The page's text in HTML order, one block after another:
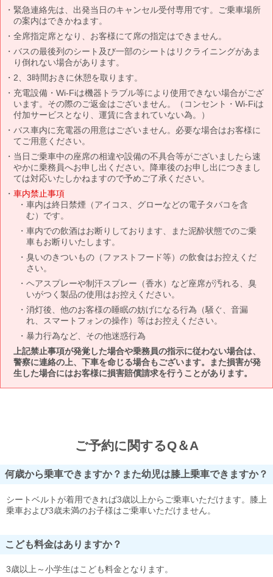
緊急連絡先は、出発当日のキャンセル受付専用です。ご乗車場所
の案内はできかねます。
全席指定席となり、お客様にて席の指定はできません。
バスの最後列のシート及び一部のシートはリクライニングがあま
り倒れない場合があります。
2、3時間おきに休憩を取ります。
充電設備・Wi-Fiは機器トラブル等により使用できない場合がござ
います。その際のご返金はございません。（コンセント・Wi-Fiは
付加サービスとなり、運賃に含まれていない為。）
バス車内に充電器の用意はございません。必要な場合はお客様に
てご用意ください。
当日ご乗車中の座席の相違や設備の不具合等がございましたら速
やかに乗務員へお申し出ください。降車後のお申し出につきまし
ては対応いたしかねますので予めご了承ください。
車内禁止事項
車内は終日禁煙（アイコス、グローなどの電子タバコを含
む）です。
車内での飲酒はお断りしております、また泥酔状態でのご乗
車もお断りいたします。
臭いのきついもの（ファストフード等）の飲食はお控えくだ
さい。
ヘアスプレーや制汗スプレー（香水）など座席が汚れる、臭
いがつく製品の使用はお控えください。
消灯後、他のお客様の睡眠の妨げになる行為（騒ぐ、音漏
れ、スマートフォンの操作）等はお控えください。
暴力行為など、その他迷惑行為
上記禁止事項が発覚した場合や乗務員の指示に従わない場合は、
警察に連絡の上、下車を命じる場合もございます。また損害が発
生した場合にはお客様に損害賠償請求を行うことがあります。
ご予約に関するQ＆A
何歳から乗車できますか？また幼児は膝上乗車できますか？
シートベルトが着用できれば3歳以上からご乗車いただけます。膝上
乗車および3歳未満のお子様はご乗車いただけません。
こども料金はありますか？
3歳以上～小学生はこども料金となります。